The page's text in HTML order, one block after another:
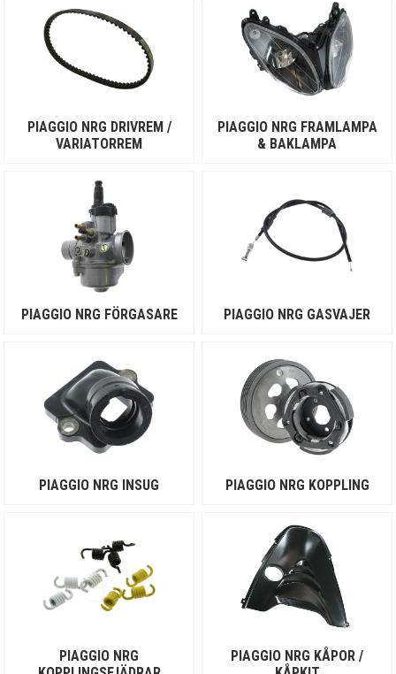
PIAGGIO NRG DRIVREM /
VARIATORREM
PIAGGIO NRG FRAMLAMPA
& BAKLAMPA
PIAGGIO NRG FÖRGASARE PIAGGIO NRG GASVAJER
PIAGGIO NRG INSUG PIAGGIO NRG KOPPLING
PIAGGIO NRG
PIAGGIO NRG KÅPOR /